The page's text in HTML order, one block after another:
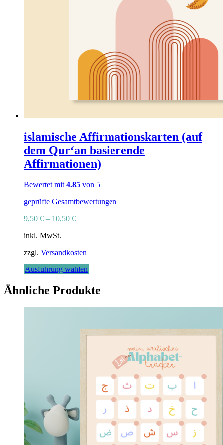
islamische Affirmationskarten (auf
dem Qur‘an basierende
Affirmationen)
Bewertet mit 4.85 von 5
geprüfte Gesamtbewertungen
9,50 € – 10,50 €
inkl. MwSt.
zzgl. Versandkosten
Ausführung wählen
weist
mehrere
Optionen
Produktseite
gewählt
werden
Ähnliche Produkte